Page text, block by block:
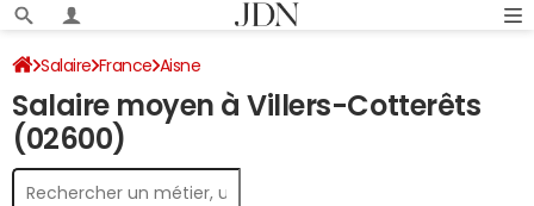
Salaire France Aisne
Salaire moyen à Villers-Cotterêts
(02600)